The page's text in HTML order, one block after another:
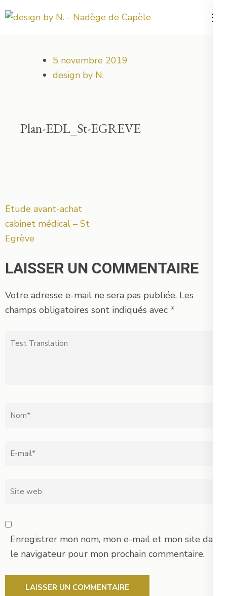
au
5 novembre 2019
design by N.
Plan-EDL_St-EGREVE
Navigation
de
l’article
Etude avant-achat
cabinet médical – St
Egrève
LAISSER UN COMMENTAIRE
Votre adresse e-mail ne sera pas publiée. Les
champs obligatoires sont indiqués avec *
Test
Nom *
Email *
Site
Enregistrer mon nom, mon e-mail et mon site dans
le navigateur pour mon prochain commentaire.